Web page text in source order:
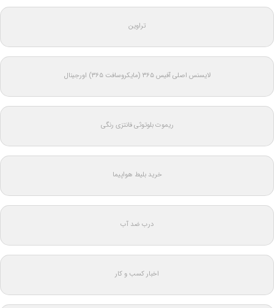
تراوین
لایسنس اصلی آفیس ۳۶۵ (مایکروسافت ۳۶۵) اورجینال
ریموت بلوتوثی فانتزی رنگی
خرید بلیط هواپیما
درب ضد آب
اخبار کسب و کار